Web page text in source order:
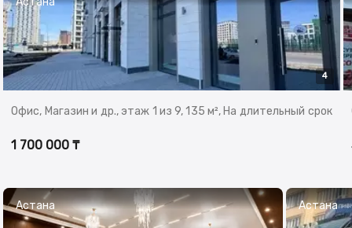
4
Офис, Магазин и др., этаж 1 из 9, 135 м², На длительный срок
1 700 000 ₸
Астана Астана